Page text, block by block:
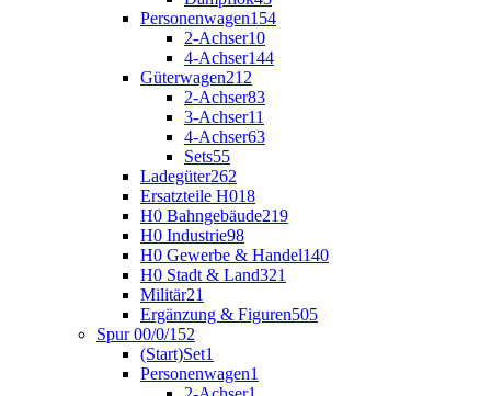
Personenwagen154
2-Achser10
4-Achser144
Güterwagen212
2-Achser83
3-Achser11
4-Achser63
Sets55
Ladegüter262
Ersatzteile H018
H0 Bahngebäude219
H0 Industrie98
H0 Gewerbe & Handel140
H0 Stadt & Land321
Militär21
Ergänzung & Figuren505
Spur 00/0/1 52
(Start)Set1
Personenwagen1